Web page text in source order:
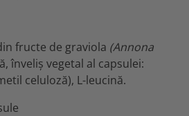
fructe de graviola (Annona
înveliș vegetal al capsulei:
celuloză), L-leucină.